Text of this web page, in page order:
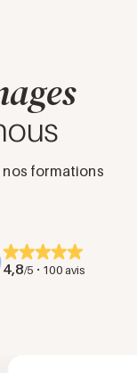
nos formations
4,8/5 · 100 avis